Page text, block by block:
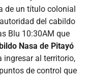
de un título colonial
del cabildo
Blu 10:30AM que
Nasa de Pitayó
ingresar al territorio,
de control que